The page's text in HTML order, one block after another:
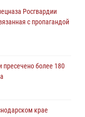
Росгвардии
с пропагандой
пресечено более 180
крае